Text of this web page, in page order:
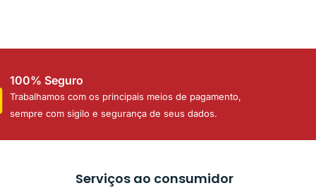
100% Seguro
Trabalhamos com os principais meios de pagamento,
sempre com sigilo e segurança de seus dados.
Serviços ao consumidor